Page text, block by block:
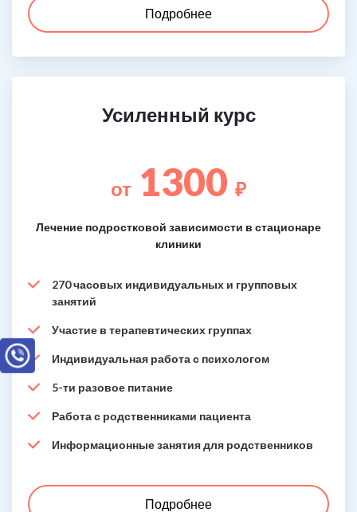
Подробнее
Усиленный курс
от 1300 ₽
Лечение подростковой зависимости в стационаре
клиники
270 часовых индивидуальных и групповых
занятий
Участие в терапевтических группах
Индивидуальная работа с психологом
5-ти разовое питание
Работа с родственниками пациента
Информационные занятия для родственников
Подробнее